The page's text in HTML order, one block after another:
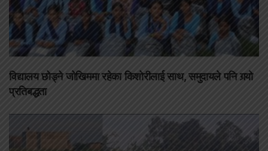
विद्यालय छोड्ने जोखिममा रहेका किशोरीलाई साथ, समुदायले पनि गर्‍यो
प्रतिबद्धता